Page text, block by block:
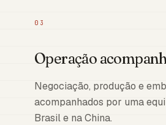
03
Operação
Negociação, produção e
acompanhados por uma
Brasil e na China.